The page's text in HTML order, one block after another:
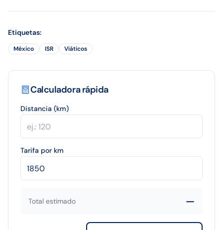
Etiquetas:
México ISR Viáticos
Calculadora rápida
Distancia (km)
Tarifa por km
Total estimado —